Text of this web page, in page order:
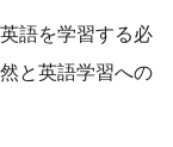
語を学習する必
と英語学習への